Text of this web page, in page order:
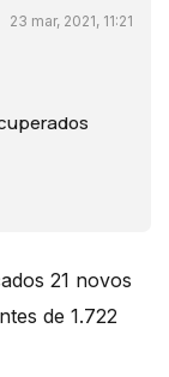
23 mar, 2021, 11:21
21 novos
de 1.722